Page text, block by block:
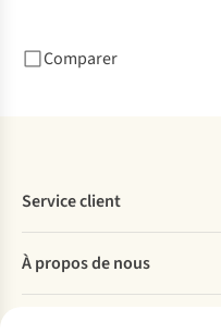
Comparer
Service client
Commander
Payer
À propos de nous